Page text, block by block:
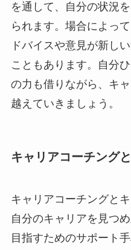
を通して、自分の状況
られます。場合によっ
ドバイスや意見が新し
こともあります。自分
の力も借りながら、キ
越えていきましょう。
キャリアコーチング
キャリアコーチングと
自分のキャリアを見つ
目指すためのサポート